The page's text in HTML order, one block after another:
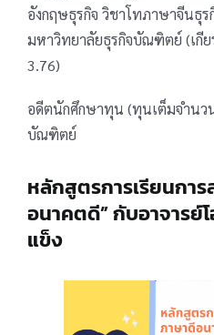
อังกฤษธุรกิจ วิชาโทภาษาจีนธุ
มหาวิทยาลัยธุรกิจบัณฑิตย์ (เกี
3.76)
อดีตนักศึกษาทุน (ทุนเต็มจำนว
บัณฑิตย์
หลักสูตรการเรียนกา
อนาคตดี” กับอาจารย์
แข็ง